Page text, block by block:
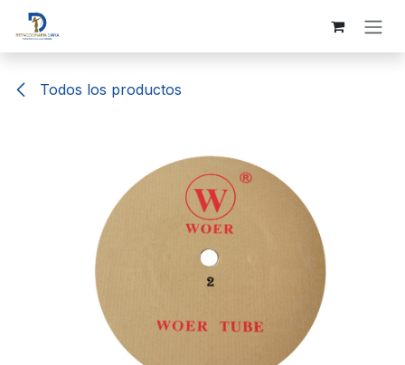
Ir al contenido
Todos los productos